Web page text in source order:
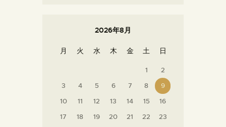
2026年8月
月 火 水 木 金 土 日
1
2
3
4 5 6 7 8
9
10
11 12 13 14 15
16
17
18 19 20 21 22
23